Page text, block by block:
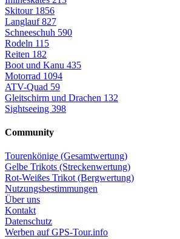
Skitour 1856
Langlauf827
Schneeschuh 590
Rodeln 115
Reiten 182
Boot und Kanu 435
Motorrad 1094
ATV-Quad 59
Gleitschirm und Drachen 132
Sightseeing 398
Community
Tourenkönige (Gesamtwertung)
Gelbe Trikots (Streckenwertung)
Rot-Weißes Trikot (Bergwertung)
Nutzungsbestimmungen
Über uns
Kontakt
Datenschutz
Werben auf GPS-Tour.info